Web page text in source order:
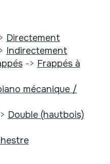
Directement
Indirectement
-> Frappés à
mécanique /
Double (hautbois)